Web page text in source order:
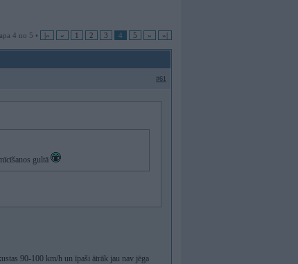
4 no 5 • |« « 1 2 3 4 5 » »|
#61
gultā
90-100 km/h un īpaši ātrāk jau nav jēga